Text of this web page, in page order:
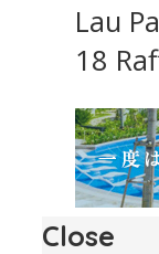
Lau
18
Close